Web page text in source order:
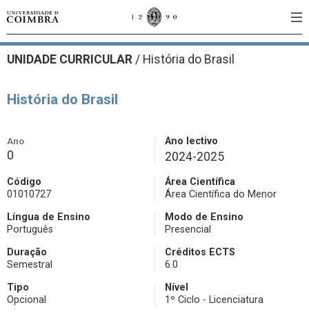
UNIDADE CURRICULAR / História do Brasil
História do Brasil
Ano
0
Ano lectivo
2024-2025
Código
01010727
Área Científica
Área Científica do Menor
Língua de Ensino
Português
Modo de Ensino
Presencial
Duração
Semestral
Créditos ECTS
6.0
Tipo
Opcional
Nível
1º Ciclo - Licenciatura